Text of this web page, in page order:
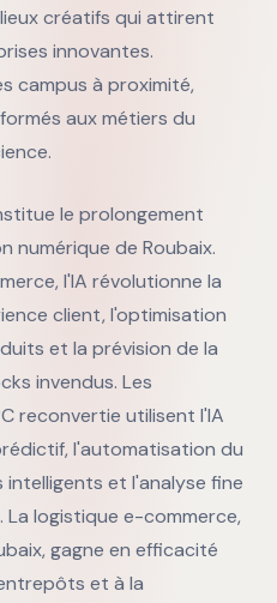
créatifs qui attirent
innovantes.
campus à proximité,
aux métiers du
le prolongement
numérique de Roubaix.
l'IA révolutionne la
client, l'optimisation
et la prévision de la
invendus. Les
reconvertie utilisent l'IA
l'automatisation du
et l'analyse fine
logistique e-commerce,
gagne en efficacité
et à la